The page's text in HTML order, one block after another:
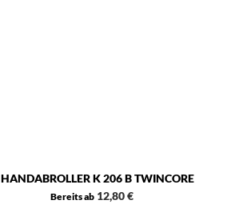
HANDABROLLER K 206 B TWINCORE
Bereits ab 12,80 €